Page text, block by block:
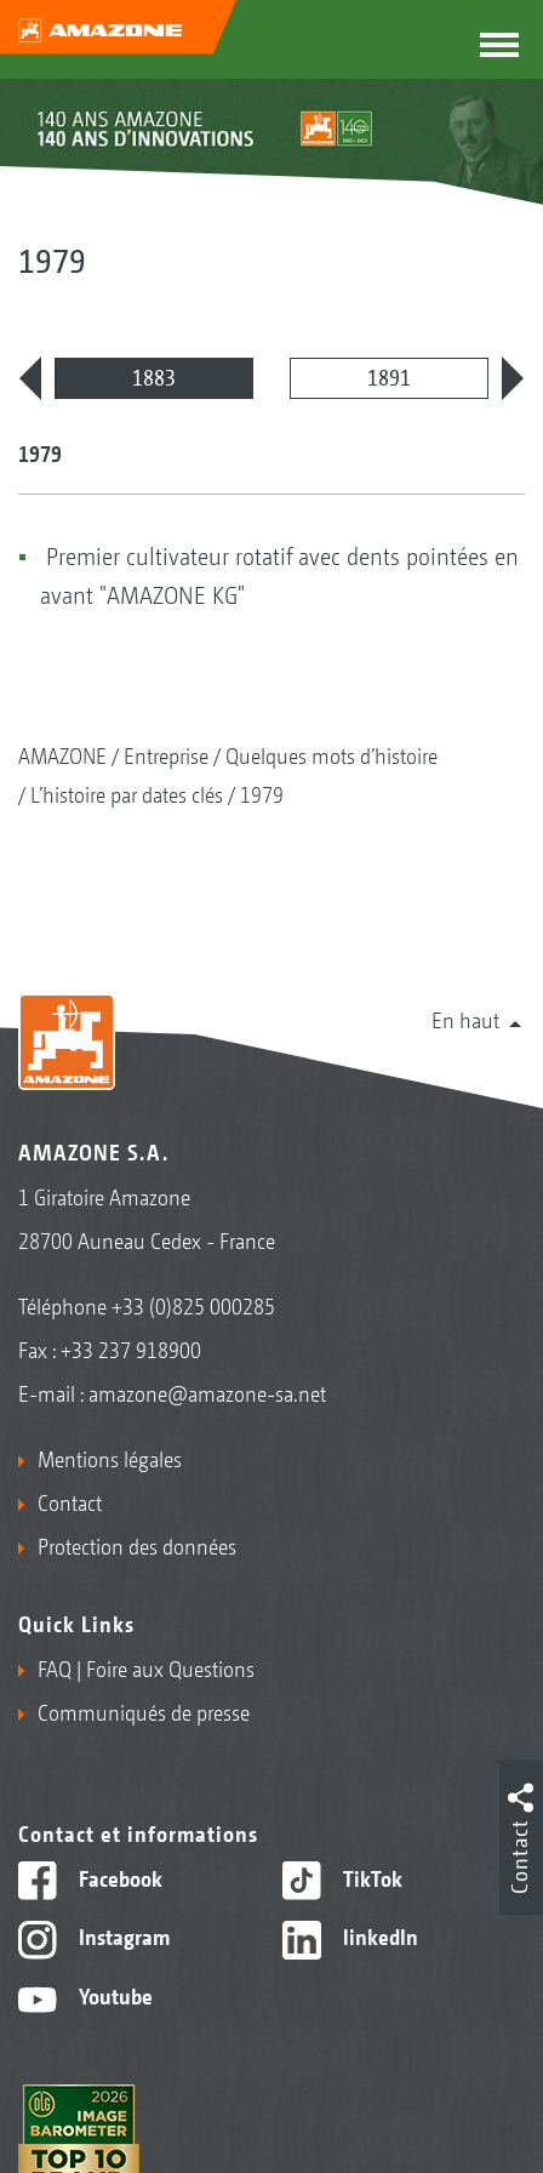
1979
1883 1891
1979
Premier cultivateur rotatif avec dents pointées en
avant "AMAZONE KG"
AMAZONE Entreprise
Quelques mots d’histoire
L’histoire par dates clés
1979
En haut
AMAZONE S.A.
1 Giratoire Amazone
28700 Auneau Cedex - France
Téléphone+33 (0)825 000285
Fax : +33 237 918900
E-mail : amazone@amazone-sa.net
Mentions légales
Contact
Protection des données
Quick Links
FAQ | Foire aux Questions
Communiqués de presse
Contact et informations
Facebook
Instagram
Youtube
TikTok
linkedIn
Contact